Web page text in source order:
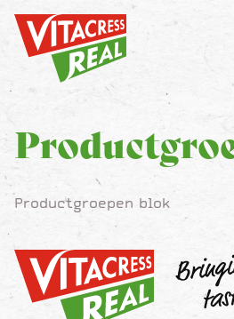
Vitacress Real
Vitacress Real
Productgroepen blok